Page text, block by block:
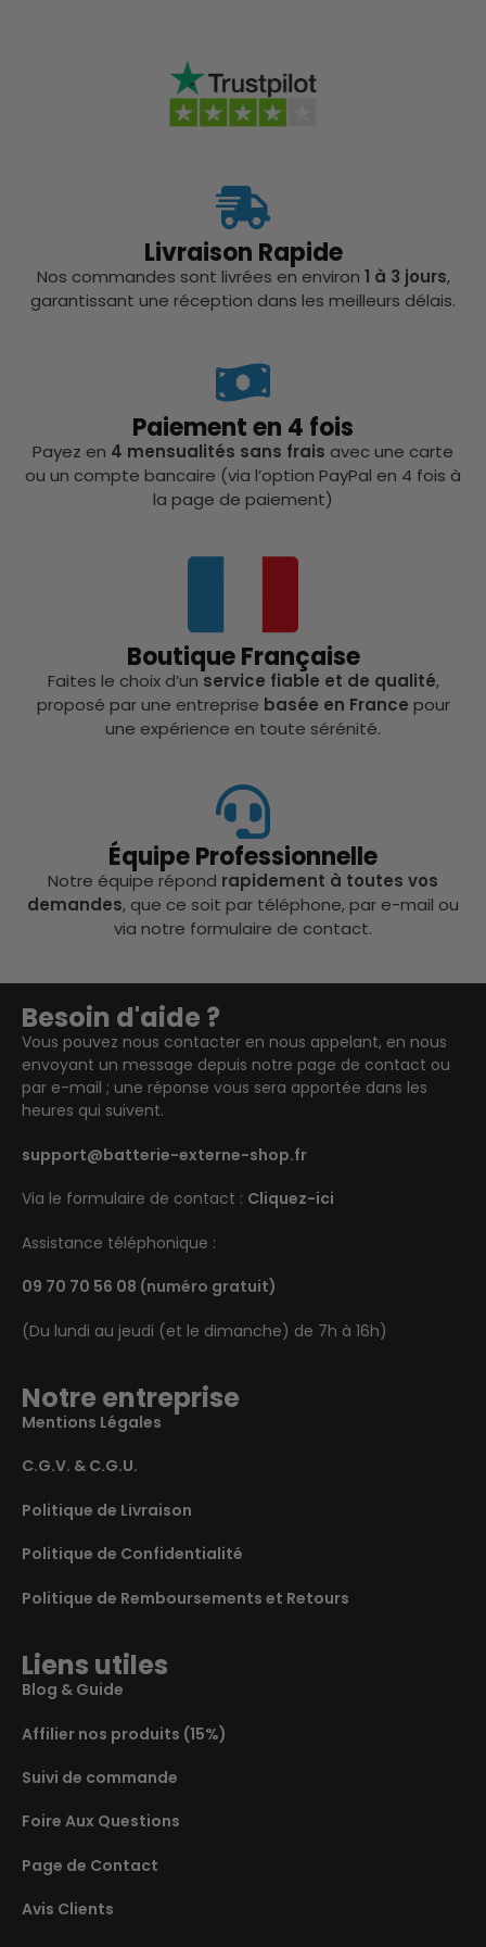
Livraison Rapide
Nos commandes sont livrées en environ 1 à 3 jours,
garantissant une réception dans les meilleurs délais.
Paiement en 4 fois
Payez en 4 mensualités sans frais avec une carte
ou un compte bancaire (via l’option PayPal en 4 fois à
la page de paiement)
Boutique Française
Faites le choix d’un service fiable et de qualité,
proposé par une entreprise basée en France pour
une expérience en toute sérénité.
Équipe Professionnelle
Notre équipe répond rapidement à toutes vos
demandes, que ce soit par téléphone, par e-mail ou
via notre formulaire de contact.
Besoin d'aide ?
Vous pouvez nous contacter en nous appelant, en nous
envoyant un message depuis notre page de contact ou
par e-mail ; une réponse vous sera apportée dans les
heures qui suivent.
support@batterie-externe-shop.fr
Via le formulaire de contact : Cliquez-ici
Assistance téléphonique :
09 70 70 56 08 (numéro gratuit)
(Du lundi au jeudi (et le dimanche) de 7h à 16h)
Notre entreprise
Mentions Légales
C.G.V. & C.G.U.
Politique de Livraison
Politique de Confidentialité
Politique de Remboursements et Retours
Liens utiles
Blog & Guide
Affilier nos produits (15%)
Suivi de commande
Foire Aux Questions
Page de Contact
Avis Clients